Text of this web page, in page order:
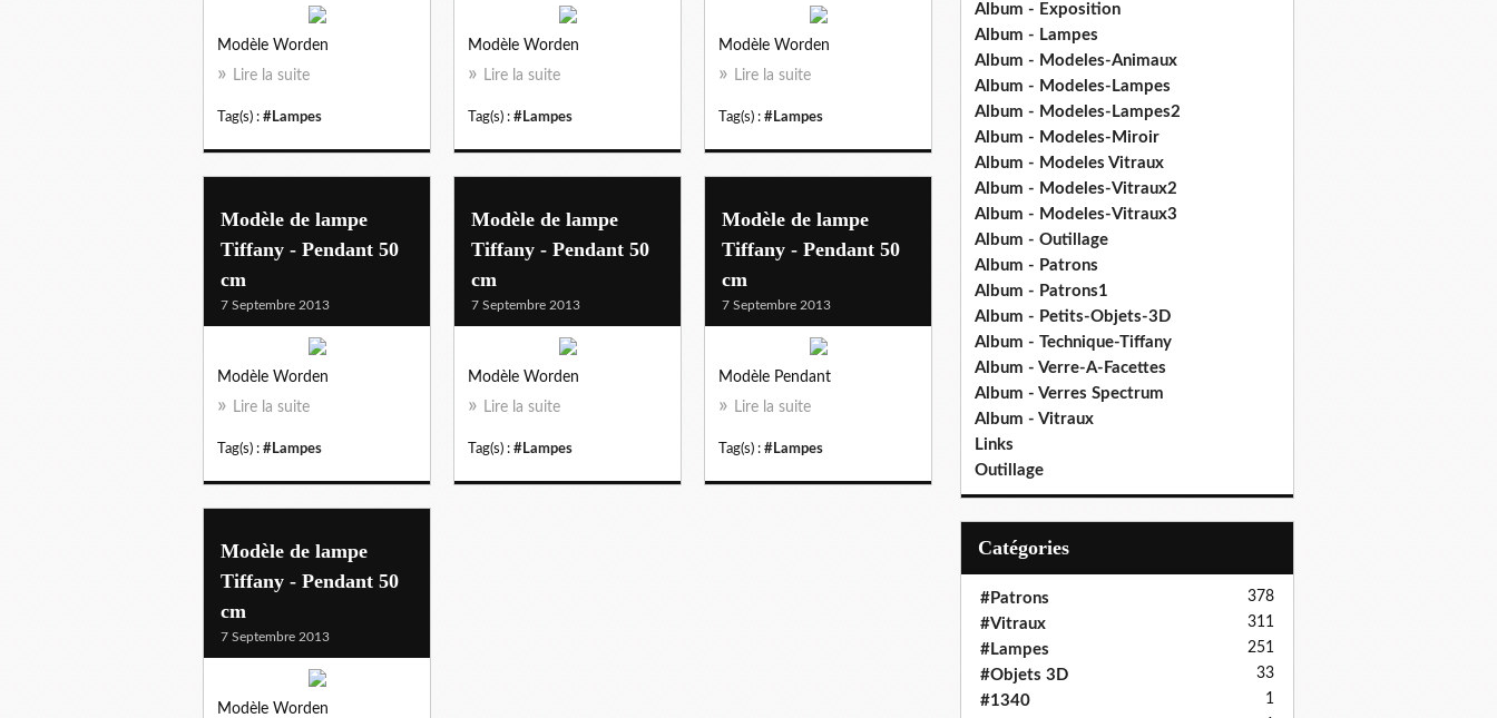
Modèle Worden
Lire la suite
Tag(s) : #Lampes
Modèle Worden
Lire la suite
Tag(s) : #Lampes
Modèle Worden
Lire la suite
Tag(s) : #Lampes
Modèle de lampe
Tiffany - Pendant 50
cm
7 Septembre 2013
Modèle Worden
Lire la suite
Tag(s) : #Lampes
Modèle de lampe
Tiffany - Pendant 50
cm
7 Septembre 2013
Modèle Worden
Lire la suite
Tag(s) : #Lampes
Modèle de lampe
Tiffany - Pendant 50
cm
7 Septembre 2013
Modèle Pendant
Lire la suite
Tag(s) : #Lampes
Modèle de lampe
Tiffany - Pendant 50
cm
7 Septembre 2013
Modèle Worden
Album - Exposition
Album - Lampes
Album - Modeles-Animaux
Album - Modeles-Lampes
Album - Modeles-Lampes2
Album - Modeles-Miroir
Album - Modeles Vitraux
Album - Modeles-Vitraux2
Album - Modeles-Vitraux3
Album - Outillage
Album - Patrons
Album - Patrons1
Album - Petits-Objets-3D
Album - Technique-Tiffany
Album - Verre-A-Facettes
Album - Verres Spectrum
Album - Vitraux
Links
Outillage
Catégories
#Patrons 378
#Vitraux 311
#Lampes 251
#Objets 3D 33
#1340 1